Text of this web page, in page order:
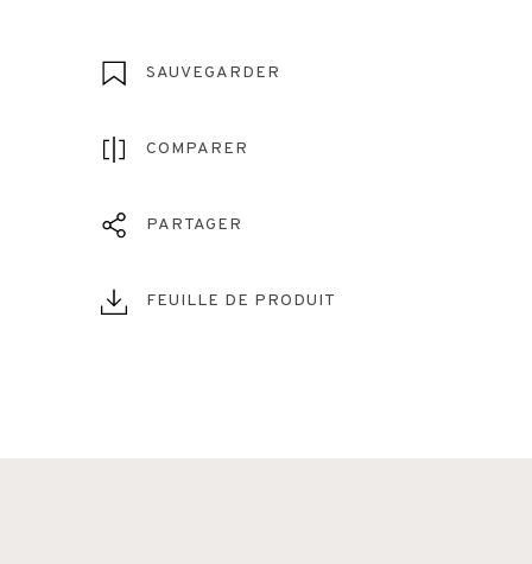
SAUVEGARDER
COMPARER
PARTAGER
FEUILLE DE PRODUIT